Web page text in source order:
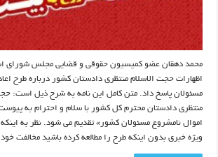
محمد دهقان عضو کمیسیون حقوقی و قضایی مجلس شورای
اظهارات حجت الاسلام منتظری دادستان کشور درباره طرح
مسئولان پاسخ داد. متن کامل این نامه به شرح ذیل است:
منتظری دادستان محترم کل کشور با سلام و احترام به
اموال نامشروع مسئولان کشور» تقدیم می شود. نظر به اینکه
ویژه خبری بدون اینکه طرح را مطالعه کرده باشید مخالفت